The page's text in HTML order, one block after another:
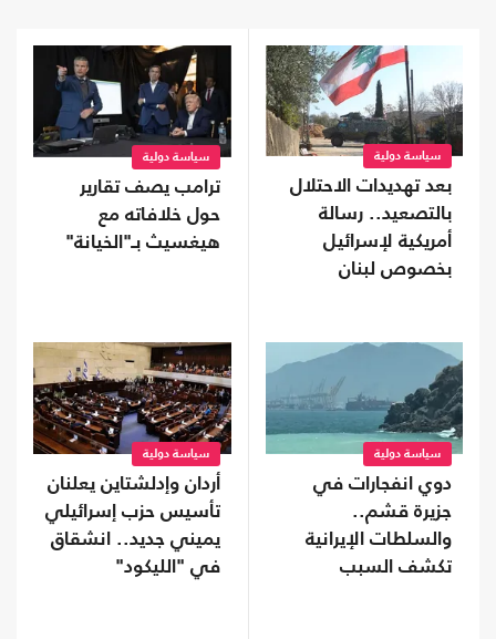
سياسة دولية
بعد تهديدات الاحتلال
بالتصعيد.. رسالة
أمريكية لإسرائيل
بخصوص لبنان
سياسة دولية
ترامب يصف تقارير
حول خلافاته مع
هيغسيث بـ"الخيانة"
سياسة دولية
دوي انفجارات في
جزيرة قشم..
والسلطات الإيرانية
تكشف السبب
سياسة دولية
أردان وإدلشتاين يعلنان
تأسيس حزب إسرائيلي
يميني جديد.. انشقاق
في "الليكود"